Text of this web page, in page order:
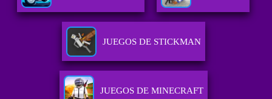
JUEGOS DE STICKMAN
JUEGOS DE MINECRAFT